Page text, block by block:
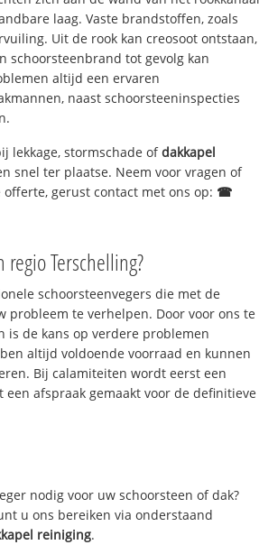
laag. Vaste brandstoffen, zoals
Uit de rook kan creosoot ontstaan,
schoorsteenbrand tot gevolg kan
altijd een ervaren
naast schoorsteeninspecties
lekkage, stormschade ofdakkapel
snel ter plaatse. Neem voor vragen of
gerust contact met ons op: ☎
Terschelling?
schoorsteenvegers die met de
probleem te verhelpen. Door voor ons te
is de kans op verdere problemen
altijd voldoende voorraad en kunnen
Bij calamiteiten wordt eerst een
afspraak gemaakt voor de definitieve
nodig voor uw schoorsteen of dak?
u ons bereiken via onderstaand
reiniging.